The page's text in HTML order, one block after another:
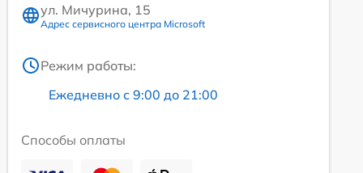
ул. Мичурина, 15
Адрес сервисного центра Microsoft
Режим работы:
Ежедневно с 9:00 до 21:00
Способы оплаты